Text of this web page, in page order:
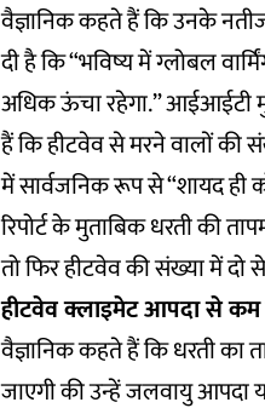
वैज्ञानिक कहते हैं कि उनके
दी है कि “भविष्य में ग्लोबल
अधिक ऊंचा रहेगा.” आईआईटी
हैं कि हीटवेव से मरने वालों की
में सार्वजनिक रूप से “शायद ही
रिपोर्ट के मुताबिक धरती की
तो फिर हीटवेव की संख्या में दो
हीटवेव क्लाइमेट आपदा से कम
वैज्ञानिक कहते हैं कि धरती का
जाएगी की उन्हें जलवायु आपदा